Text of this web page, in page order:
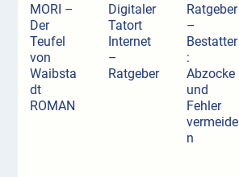
MORI –
Der
Teufel
von
Waibsta
dt
ROMAN
Digitaler
Tatort
Internet
–
Ratgeber
Ratgeber
–
Bestatter
:
Abzocke
und
Fehler
vermeide
n